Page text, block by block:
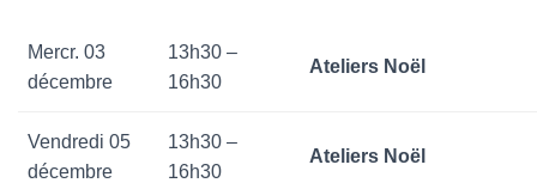
Mercr. 03
décembre
13h30 –
16h30
Ateliers Noël
Vendredi 05
décembre
13h30 –
16h30
Ateliers Noël